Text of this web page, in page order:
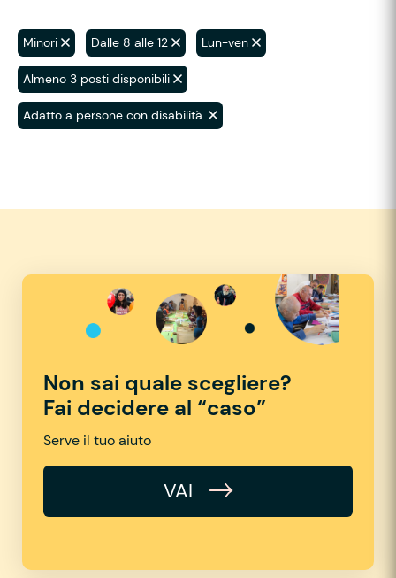
Minori Dalle 8 alle 12 Lun-ven
Almeno 3 posti disponibili
Adatto a persone con disabilità.
Non sai quale scegliere?
Fai decidere al “caso”
Serve il tuo aiuto
VAI